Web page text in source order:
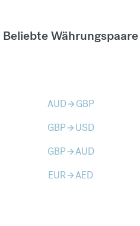
Beliebte Währungspaare
AUDarrow_forward GBP
GBParrow_forward USD
GBParrow_forwardAUD
EURarrow_forwardAED